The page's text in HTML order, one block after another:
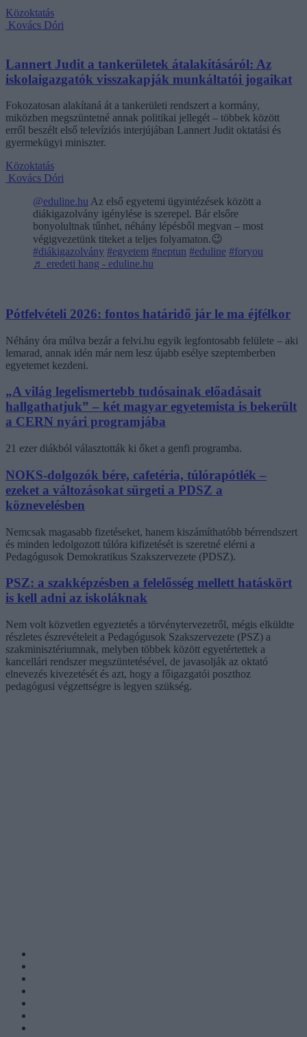
Közoktatás
Kovács Dóri
Lannert Judit a tankerületek átalakításáról: Az
iskolaigazgatók visszakapják munkáltatói jogaikat
Fokozatosan alakítaná át a tankerületi rendszert a kormány,
miközben megszüntetné annak politikai jellegét – többek között
erről beszélt első televíziós interjújában Lannert Judit oktatási és
gyermekügyi miniszter.
Közoktatás
Kovács Dóri
@eduline.hu Az első egyetemi ügyintézések között a
diákigazolvány igénylése is szerepel. Bár elsőre
bonyolultnak tűnhet, néhány lépésből megvan – most
végigvezetünk titeket a teljes folyamaton.😉
#diákigazolvány #egyetem #neptun #eduline #foryou
♬ eredeti hang - eduline.hu
Pótfelvételi 2026: fontos határidő jár le ma éjfélkor
Néhány óra múlva bezár a felvi.hu egyik legfontosabb felülete – aki
lemarad, annak idén már nem lesz újabb esélye szeptemberben
egyetemet kezdeni.
„A világ legelismertebb tudósainak előadásait
hallgathatjuk” – két magyar egyetemista is bekerült
a CERN nyári programjába
21 ezer diákból választották ki őket a genfi programba.
NOKS-dolgozók bére, cafetéria, túlórapótlék –
ezeket a változásokat sürgeti a PDSZ a
köznevelésben
Nemcsak magasabb fizetéseket, hanem kiszámíthatóbb bérrendszert
és minden ledolgozott túlóra kifizetését is szeretné elérni a
Pedagógusok Demokratikus Szakszervezete (PDSZ).
PSZ: a szakképzésben a felelősség mellett hatáskört
is kell adni az iskoláknak
Nem volt közvetlen egyeztetés a törvénytervezetről, mégis elküldte
részletes észrevételeit a Pedagógusok Szakszervezete (PSZ) a
szakminisztériumnak, melyben többek között egyetértettek a
kancellári rendszer megszüntetésével, de javasolják az oktató
elnevezés kivezetését és azt, hogy a főigazgatói poszthoz
pedagógusi végzettségre is legyen szükség.